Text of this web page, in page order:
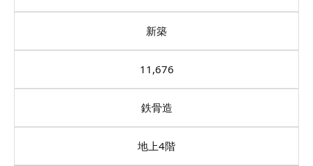
新築
11,676
鉄骨造
地上4階